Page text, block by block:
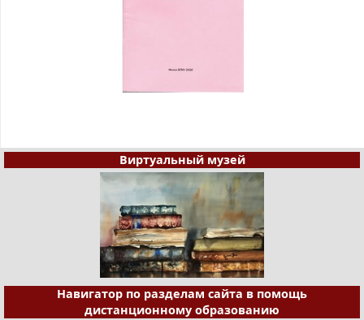
Виртуальный музей
Навигатор по разделам сайта в помощь
дистанционному образованию